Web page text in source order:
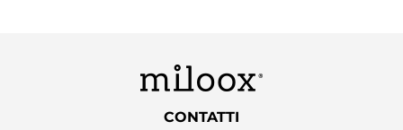
CONTATTI